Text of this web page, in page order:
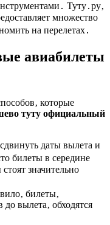
Туту․ру‚
множество
на перелетах․
авиабилеты
которые
туту официальный
даты вылета и
билеты в середине
значительно
билеты‚
вылета‚ обходятся